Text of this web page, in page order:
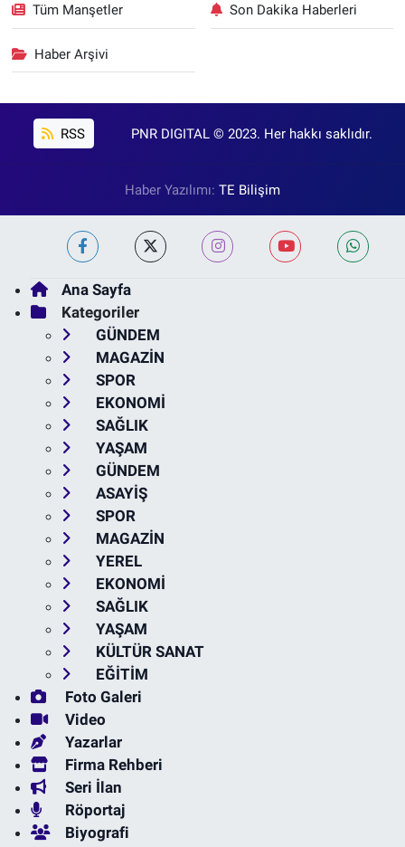
Tüm Manşetler Son Dakika Haberleri
Haber Arşivi
RSS PNR DIGITAL © 2023. Her hakkı saklıdır.
Haber Yazılımı: TE Bilişim
Ana Sayfa
Kategoriler
GÜNDEM
MAGAZİN
SPOR
EKONOMİ
SAĞLIK
YAŞAM
GÜNDEM
ASAYİŞ
SPOR
MAGAZİN
YEREL
EKONOMİ
SAĞLIK
YAŞAM
KÜLTÜR SANAT
EĞİTİM
Foto Galeri
Video
Yazarlar
Firma Rehberi
Seri İlan
Röportaj
Biyografi